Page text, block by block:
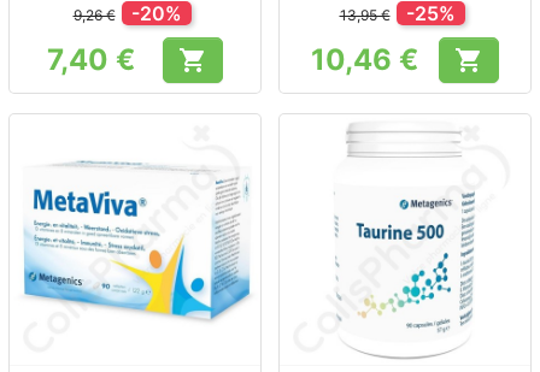
9,26 € -20%
Prix
7,40 € 
13,95 € -25%
Prix
10,46 € 